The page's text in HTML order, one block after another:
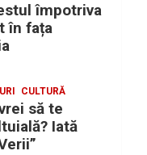
împotriva
în fața
CULTURĂ
să te
Iată